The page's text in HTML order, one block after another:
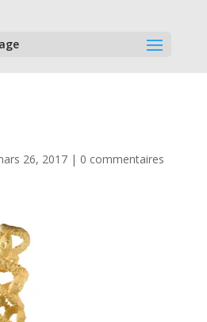
26, 2017| 0 commentaires